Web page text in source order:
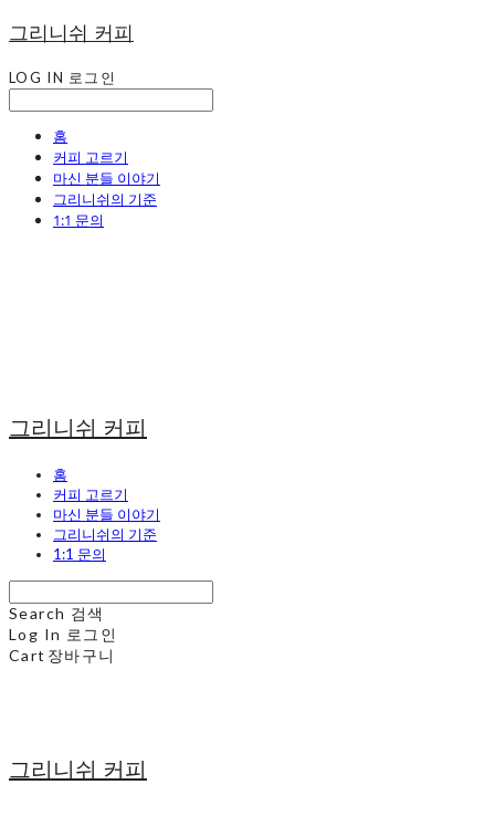
그리니쉬 커피
LOG IN 로그인
홈
커피 고르기
마신 분들 이야기
그리니쉬의 기준
1:1 문의
그리니쉬 커피
홈
커피 고르기
마신 분들 이야기
그리니쉬의 기준
1:1 문의
Search 검색
Log In 로그인
Cart 장바구니
그리니쉬 커피